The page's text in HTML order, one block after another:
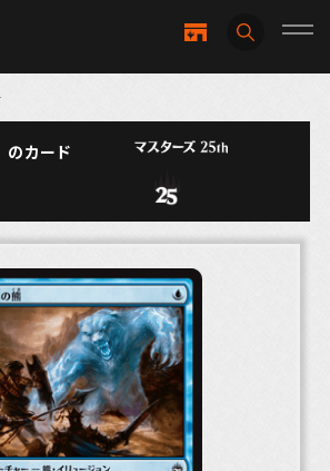
のカード